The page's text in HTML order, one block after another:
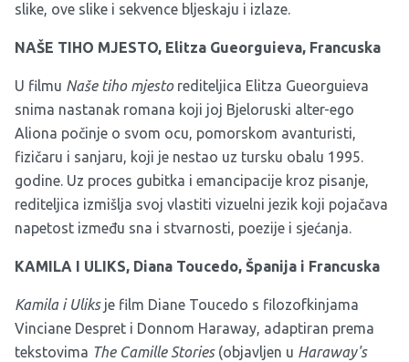
slike, ove slike i sekvence bljeskaju i izlaze.
NAŠE TIHO MJESTO, Elitza Gueorguieva, Francuska
U filmu Naše tiho mjestorediteljica Elitza Gueorguieva
snima nastanak romana koji joj Bjeloruski alter-ego
Aliona počinje o svom ocu, pomorskom avanturisti,
fizičaru i sanjaru, koji je nestao uz tursku obalu 1995.
godine. Uz proces gubitka i emancipacije kroz pisanje,
rediteljica izmišlja svoj vlastiti vizuelni jezik koji pojačava
napetost između sna i stvarnosti, poezije i sjećanja.
KAMILA I ULIKS, Diana Toucedo, Španija i Francuska
Kamila i Uliksje film Diane Toucedo s filozofkinjama
Vinciane Despret i Donnom Haraway, adaptiran prema
tekstovima The Camille Stories(objavljen u Haraway's